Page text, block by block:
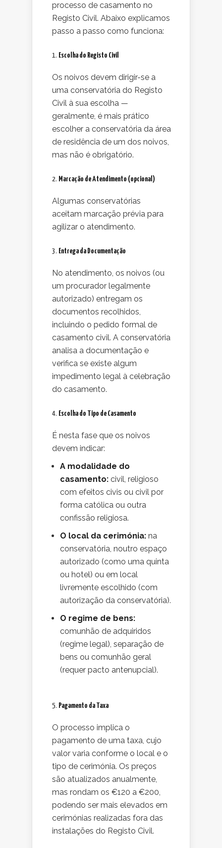
processo de casamento no
Registo Civil. Abaixo explicamos
passo a passo como funciona:
1. Escolha do Registo Civil
Os noivos devem dirigir-se a
uma conservatória do Registo
Civil à sua escolha —
geralmente, é mais prático
escolher a conservatória da área
de residência de um dos noivos,
mas não é obrigatório.
2. Marcação de Atendimento (opcional)
Algumas conservatórias
aceitam marcação prévia para
agilizar o atendimento.
3. Entrega da Documentação
No atendimento, os noivos (ou
um procurador legalmente
autorizado) entregam os
documentos recolhidos,
incluindo o pedido formal de
casamento civil. A conservatória
analisa a documentação e
verifica se existe algum
impedimento legal à celebração
do casamento.
4. Escolha do Tipo de Casamento
É nesta fase que os noivos
devem indicar:
A modalidade do
casamento: civil, religioso
com efeitos civis ou civil por
forma católica ou outra
confissão religiosa.
O local da cerimónia: na
conservatória, noutro espaço
autorizado (como uma quinta
ou hotel) ou em local
livremente escolhido (com
autorização da conservatória).
O regime de bens:
comunhão de adquiridos
(regime legal), separação de
bens ou comunhão geral
(requer pacto antenupcial).
5. Pagamento da Taxa
O processo implica o
pagamento de uma taxa, cujo
valor varia conforme o local e o
tipo de cerimónia. Os preços
são atualizados anualmente,
mas rondam os €120 a €200,
podendo ser mais elevados em
cerimónias realizadas fora das
instalações do Registo Civil.